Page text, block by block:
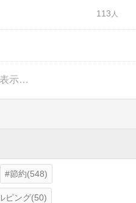
113
示…
節約(548)
ピング(50)